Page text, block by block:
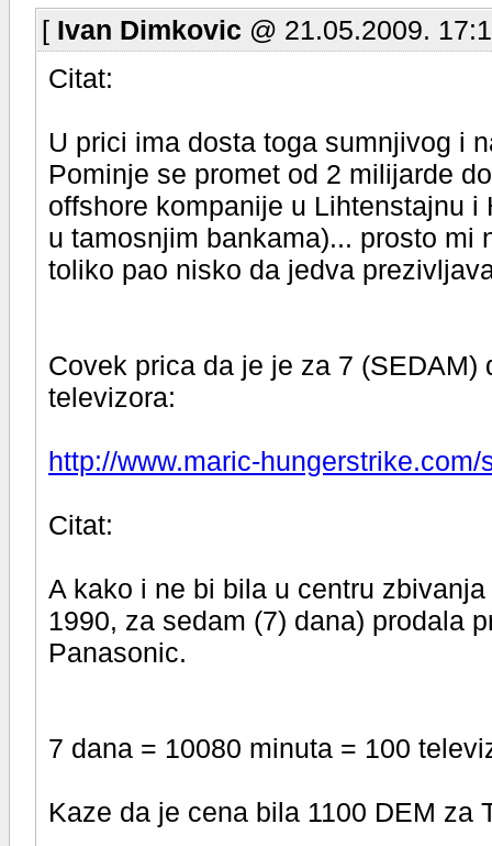
[ Ivan Dimkovic @ 21.05.2009.
Citat:
U prici ima dosta toga sumnjivog i
Pominje se promet od 2 milijarde
offshore kompanije u Lihtenstajnu
u tamosnjim bankama)... prosto
toliko pao nisko da jedva
Covek prica da je je za 7 (SEDAM)
televizora:
http://www.maric-hungerstrike.com/
Citat:
A kako i ne bi bila u centru
1990, za sedam (7) dana) prodala
Panasonic.
7 dana = 10080 minuta = 100
Kaze da je cena bila 1100 DEM za